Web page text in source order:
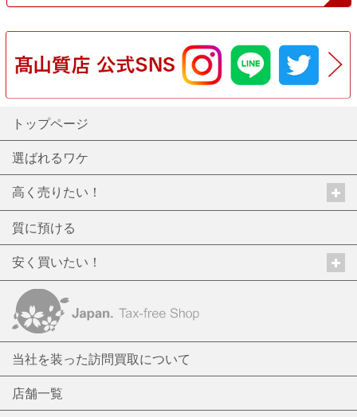
トップページ
選ばれるワケ
高く売りたい！
質に預ける
安く買いたい！
当社を装った訪問買取について
店舗一覧